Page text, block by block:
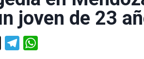
joven de 23
Telegram